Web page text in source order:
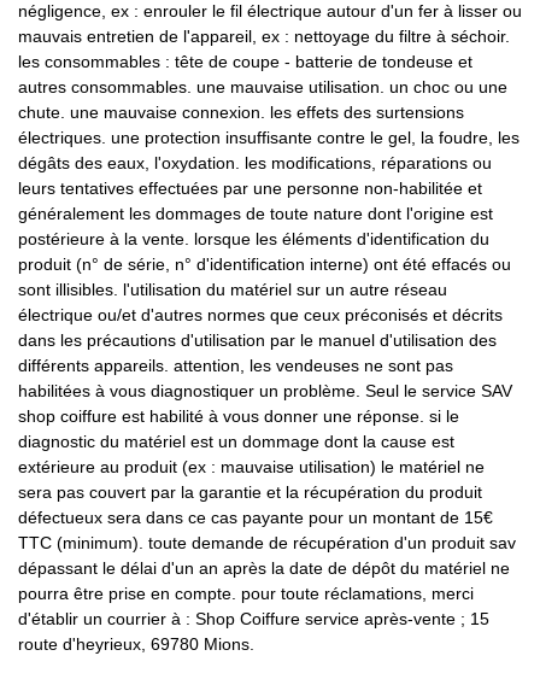
négligence, ex : enrouler le fil électrique autour d'un fer à lisser ou
mauvais entretien de l'appareil, ex : nettoyage du filtre à séchoir.
les consommables : tête de coupe - batterie de tondeuse et
autres consommables. une mauvaise utilisation. un choc ou une
chute. une mauvaise connexion. les effets des surtensions
électriques. une protection insuffisante contre le gel, la foudre, les
dégâts des eaux, l'oxydation. les modifications, réparations ou
leurs tentatives effectuées par une personne non-habilitée et
généralement les dommages de toute nature dont l'origine est
postérieure à la vente. lorsque les éléments d'identification du
produit (n° de série, n° d'identification interne) ont été effacés ou
sont illisibles. l'utilisation du matériel sur un autre réseau
électrique ou/et d'autres normes que ceux préconisés et décrits
dans les précautions d'utilisation par le manuel d'utilisation des
différents appareils. attention, les vendeuses ne sont pas
habilitées à vous diagnostiquer un problème. Seul le service SAV
shop coiffure est habilité à vous donner une réponse. si le
diagnostic du matériel est un dommage dont la cause est
extérieure au produit (ex : mauvaise utilisation) le matériel ne
sera pas couvert par la garantie et la récupération du produit
défectueux sera dans ce cas payante pour un montant de 15€
TTC (minimum). toute demande de récupération d'un produit sav
dépassant le délai d'un an après la date de dépôt du matériel ne
pourra être prise en compte. pour toute réclamations, merci
d'établir un courrier à : Shop Coiffure service après-vente ; 15
route d'heyrieux, 69780 Mions.